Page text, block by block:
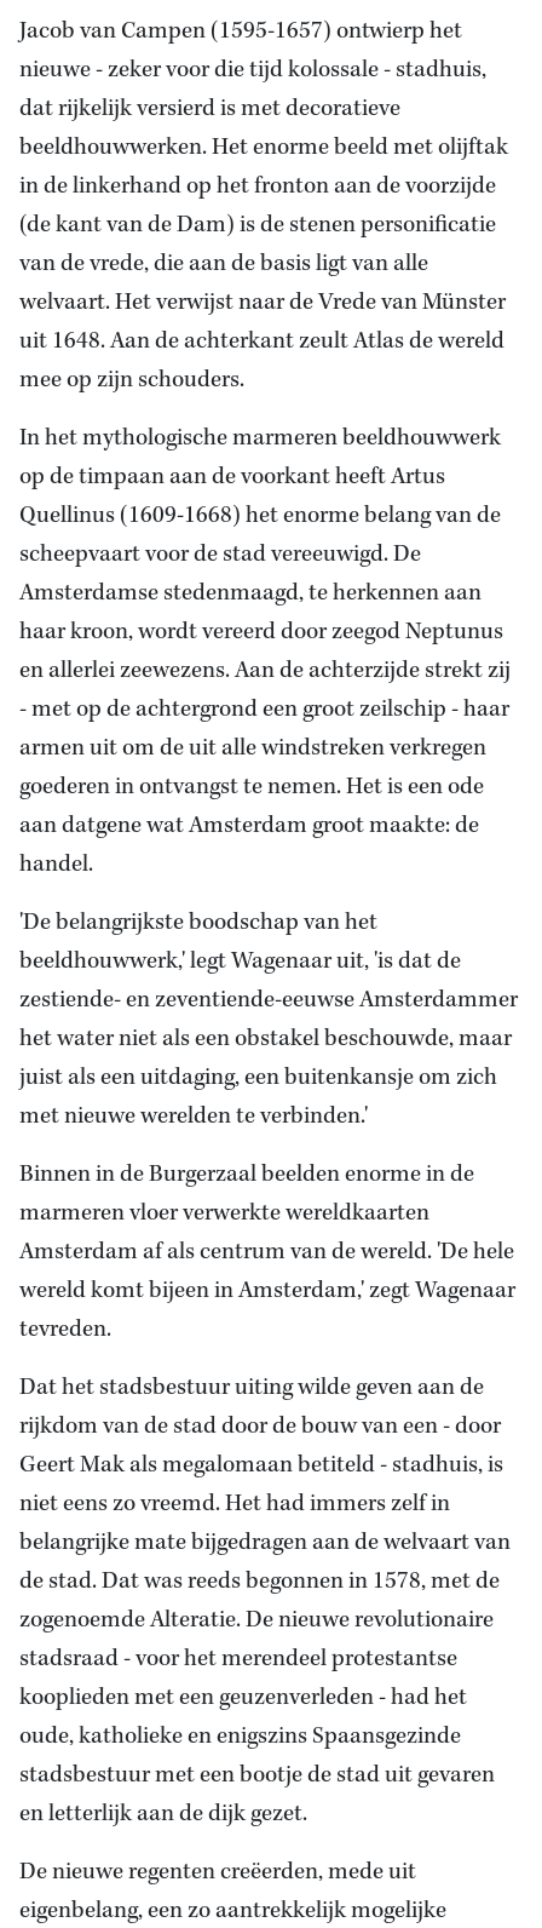
Jacob van Campen (1595-1657) ontwierp het
nieuwe - zeker voor die tijd kolossale - stadhuis,
dat rijkelijk versierd is met decoratieve
beeldhouwwerken. Het enorme beeld met olijftak
in de linkerhand op het fronton aan de voorzijde
(de kant van de Dam) is de stenen personificatie
van de vrede, die aan de basis ligt van alle
welvaart. Het verwijst naar de Vrede van Münster
uit 1648. Aan de achterkant zeult Atlas de wereld
mee op zijn schouders.
In het mythologische marmeren beeldhouwwerk
op de timpaan aan de voorkant heeft Artus
Quellinus (1609-1668) het enorme belang van de
scheepvaart voor de stad vereeuwigd. De
Amsterdamse stedenmaagd, te herkennen aan
haar kroon, wordt vereerd door zeegod Neptunus
en allerlei zeewezens. Aan de achterzijde strekt zij
- met op de achtergrond een groot zeilschip - haar
armen uit om de uit alle windstreken verkregen
goederen in ontvangst te nemen. Het is een ode
aan datgene wat Amsterdam groot maakte: de
handel.
'De belangrijkste boodschap van het
beeldhouwwerk,' legt Wagenaar uit, 'is dat de
zestiende- en zeventiende-eeuwse Amsterdammer
het water niet als een obstakel beschouwde, maar
juist als een uitdaging, een buitenkansje om zich
met nieuwe werelden te verbinden.'
Binnen in de Burgerzaal beelden enorme in de
marmeren vloer verwerkte wereldkaarten
Amsterdam af als centrum van de wereld. 'De hele
wereld komt bijeen in Amsterdam,' zegt Wagenaar
tevreden.
Dat het stadsbestuur uiting wilde geven aan de
rijkdom van de stad door de bouw van een - door
Geert Mak als megalomaan betiteld - stadhuis, is
niet eens zo vreemd. Het had immers zelf in
belangrijke mate bijgedragen aan de welvaart van
de stad. Dat was reeds begonnen in 1578, met de
zogenoemde Alteratie. De nieuwe revolutionaire
stadsraad - voor het merendeel protestantse
kooplieden met een geuzenverleden - had het
oude, katholieke en enigszins Spaansgezinde
stadsbestuur met een bootje de stad uit gevaren
en letterlijk aan de dijk gezet.
De nieuwe regenten creëerden, mede uit
eigenbelang, een zo aantrekkelijk mogelijke